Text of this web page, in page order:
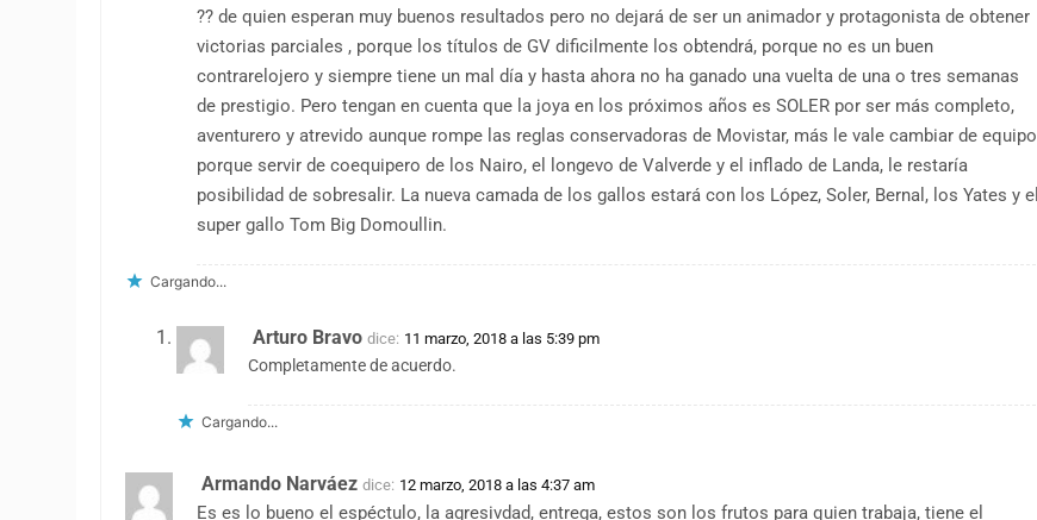
?? de quien esperan muy buenos resultados pero no dejará de ser un animador y protagonista de obtener
victorias parciales , porque los títulos de GV dificilmente los obtendrá, porque no es un buen
contrarelojero y siempre tiene un mal día y hasta ahora no ha ganado una vuelta de una o tres semanas
de prestigio. Pero tengan en cuenta que la joya en los próximos años es SOLER por ser más completo,
aventurero y atrevido aunque rompe las reglas conservadoras de Movistar, más le vale cambiar de equipo
porque servir de coequipero de los Nairo, el longevo de Valverde y el inflado de Landa, le restaría
posibilidad de sobresalir. La nueva camada de los gallos estará con los López, Soler, Bernal, los Yates y el
super gallo Tom Big Domoullin.
Cargando...
Arturo Bravo dice: 11 marzo, 2018 a las 5:39 pm
Completamente de acuerdo.
Cargando...
Armando Narváez dice: 12 marzo, 2018 a las 4:37 am
Es es lo bueno el espéctulo, la agresivdad, entrega, estos son los frutos para quien trabaja, tiene el